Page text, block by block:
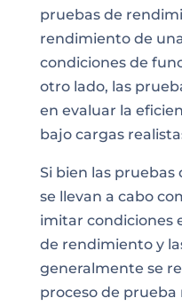
pruebas de
rendimiento de
condiciones de
otro lado, las
en evaluar la
bajo cargas
Si bien las
se llevan a cabo
imitar condiciones
de rendimiento y
generalmente se
proceso de prueba